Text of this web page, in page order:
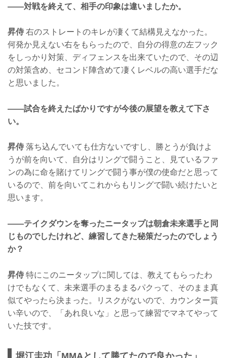
——対戦を終えて、相手の印象は違いましたか。
昇侍 右のストレートのキレが凄くて結構見えなかった。
何発か見えない右をもらったので、自分の得意の左フック
をしっかり対策、ディフェンスを出来ていたので、その辺
の対策含め、セコンド陣含めて凄くレベルの高い選手だな
と思いました。
——試合を終えたばかりですが今後の展望を教えて下さ
い。
昇侍 落ち込んでいても仕方ないですし、勝とうが負けよ
うが前を向いて、自分はリングで闘うこと、見ているファ
ンの為に命を賭けてリングで闘う事が僕の使命だと思って
いるので、前を向いてこれからもリングで闘い続けたいと
思います。
——テイクダウンを奪ったニータップは朝倉未来選手と同
じものでしたけれど、練習してきた秘策だったのでしょう
か？
昇侍 特にこのニータップに関しては、教えてもらったわ
けでもなくて、未来選手のまるまるパクって、そのまま真
似てやったら決まった。リスクがないので、カウンター貰
い辛いので、「あれ良いな」と思って練習でマネてやって
いた技です。
堀江圭功「MMAとして勝てたので良かった」